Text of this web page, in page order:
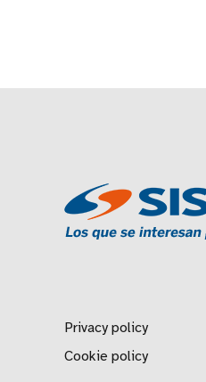
Privacy policy
Cookie policy